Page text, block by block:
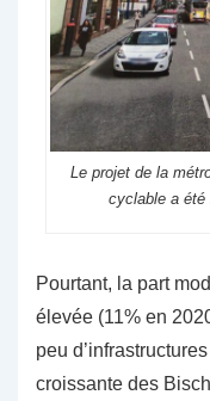
Le projet de la
cyclable a été
Pourtant, la part
élevée (11% en
peu
croissante des